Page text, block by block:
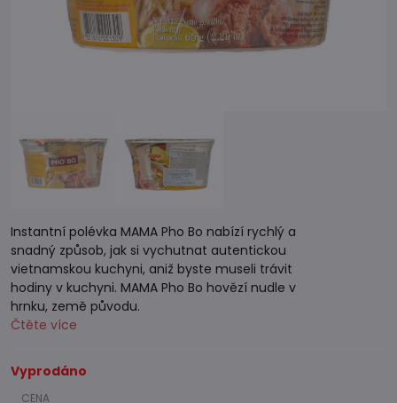
Instantní polévka MAMA Pho Bo nabízí rychlý a
snadný způsob, jak si vychutnat autentickou
vietnamskou kuchyni, aniž byste museli trávit
hodiny v kuchyni. MAMA Pho Bo hovězí nudle v
hrnku, země původu.
Čtěte více
Vyprodáno